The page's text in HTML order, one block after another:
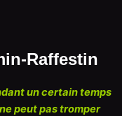
Raffestin
un certain temps
peut pas tromper